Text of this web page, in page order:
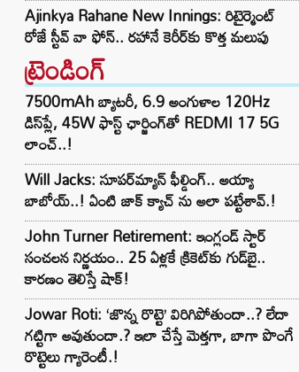
Ajinkya Rahane New Innings: రిటైర్మెంట్
రోజే స్టీవ్ వా ఫోన్.. రహానే కెరీర్‌కు కొత్త మలుపు
ట్రెండింగ్‌
7500mAh బ్యాటరీ, 6.9 అంగుళాల 120Hz
డిస్‌ప్లే, 45W ఫాస్ట్ ఛార్జింగ్‌తో REDMI 17 5G
లాంచ్..!
Will Jacks: సూపర్‌మ్యాన్ ఫీల్డింగ్.. అయ్యా
బాబోయ్..! ఏంటి జాక్ క్యాచ్ ను అలా పట్టేశావ్.!
John Turner Retirement: ఇంగ్లండ్ స్టార్
సంచలన నిర్ణయం.. 25 ఏళ్లకే క్రికెట్‌కు గుడ్‌బై..
కారణం తెలిస్తే షాక్!
Jowar Roti: ‘జొన్న రొట్టె’ విరిగిపోతుందా..? లేదా
గట్టిగా అవుతుందా.? ఇలా చేస్తే మెత్తగా, బాగా పొంగే
రొట్టెలు గ్యారెంటీ.!